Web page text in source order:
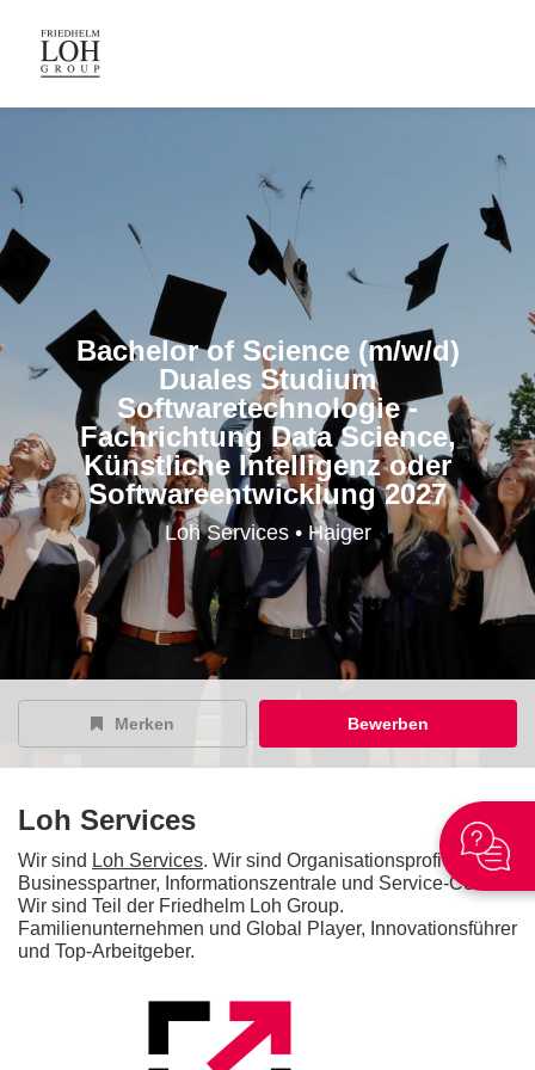
Bachelor of Science (m/w/d)
Duales Studium
Softwaretechnologie -
Fachrichtung Data Science,
Künstliche Intelligenz oder
Softwareentwicklung 2027
Loh Services • Haiger
Merken Bewerben
Loh Services
Wir sind Loh Services. Wir sind Organisationsprofi und
Businesspartner, Informationszentrale und Service-Center.
Wir sind Teil der Friedhelm Loh Group.
Familienunternehmen und Global Player, Innovationsführer
und Top-Arbeitgeber.